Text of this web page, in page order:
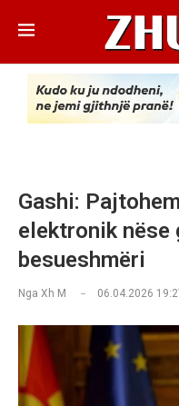
Gashi:
elektronik nëse
besueshmëri
Nga Xh M 06.04.2026